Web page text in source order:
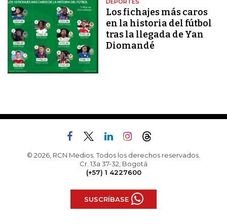
DEPORTES
Los fichajes más caros
en la historia del fútbol
tras la llegada de Yan
Diomandé
© 2026, RCN Medios. Todos los derechos reservados.
Cr. 13a 37-32, Bogotá
(+57) 1 4227600
SUSCRÍBASE